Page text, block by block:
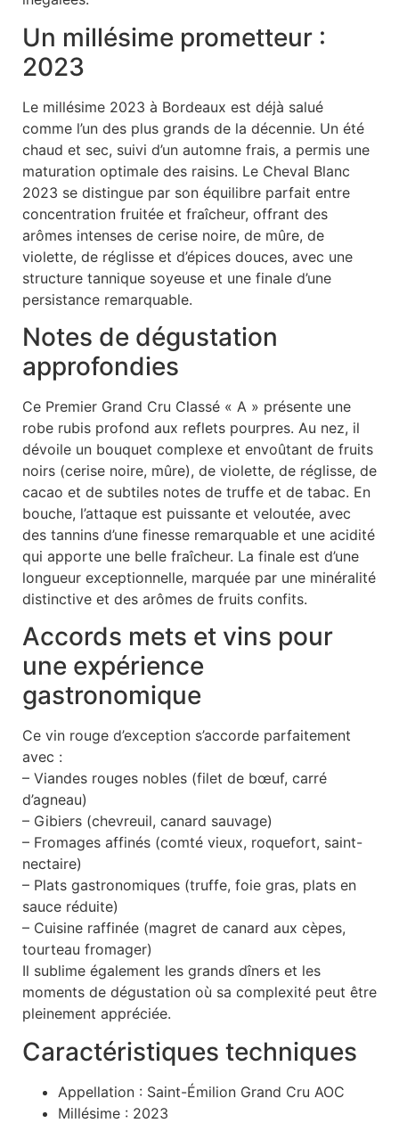
Un millésime prometteur :
2023
Le millésime 2023 à Bordeaux est déjà salué
comme l’un des plus grands de la décennie. Un été
chaud et sec, suivi d’un automne frais, a permis une
maturation optimale des raisins. Le Cheval Blanc
2023 se distingue par son équilibre parfait entre
concentration fruitée et fraîcheur, offrant des
arômes intenses de cerise noire, de mûre, de
violette, de réglisse et d’épices douces, avec une
structure tannique soyeuse et une finale d’une
persistance remarquable.
Notes de dégustation
approfondies
Ce Premier Grand Cru Classé « A » présente une
robe rubis profond aux reflets pourpres. Au nez, il
dévoile un bouquet complexe et envoûtant de fruits
noirs (cerise noire, mûre), de violette, de réglisse, de
cacao et de subtiles notes de truffe et de tabac. En
bouche, l’attaque est puissante et veloutée, avec
des tannins d’une finesse remarquable et une acidité
qui apporte une belle fraîcheur. La finale est d’une
longueur exceptionnelle, marquée par une minéralité
distinctive et des arômes de fruits confits.
Accords mets et vins pour
une expérience
gastronomique
Ce vin rouge d’exception s’accorde parfaitement
avec :
– Viandes rouges nobles (filet de bœuf, carré
d’agneau)
– Gibiers (chevreuil, canard sauvage)
– Fromages affinés (comté vieux, roquefort, saint-
nectaire)
– Plats gastronomiques (truffe, foie gras, plats en
sauce réduite)
– Cuisine raffinée (magret de canard aux cèpes,
tourteau fromager)
Il sublime également les grands dîners et les
moments de dégustation où sa complexité peut être
pleinement appréciée.
Caractéristiques techniques
Appellation : Saint-Émilion Grand Cru AOC
Millésime : 2023